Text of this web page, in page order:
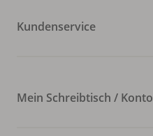
Kundenservice
Mein Schreibtisch / Konto